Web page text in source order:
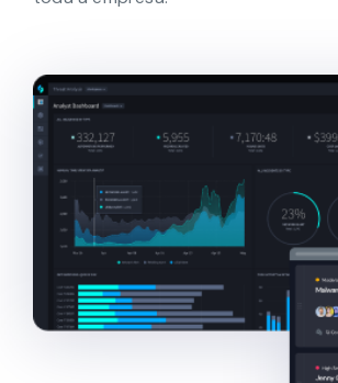
acionáveis mostram áreas de